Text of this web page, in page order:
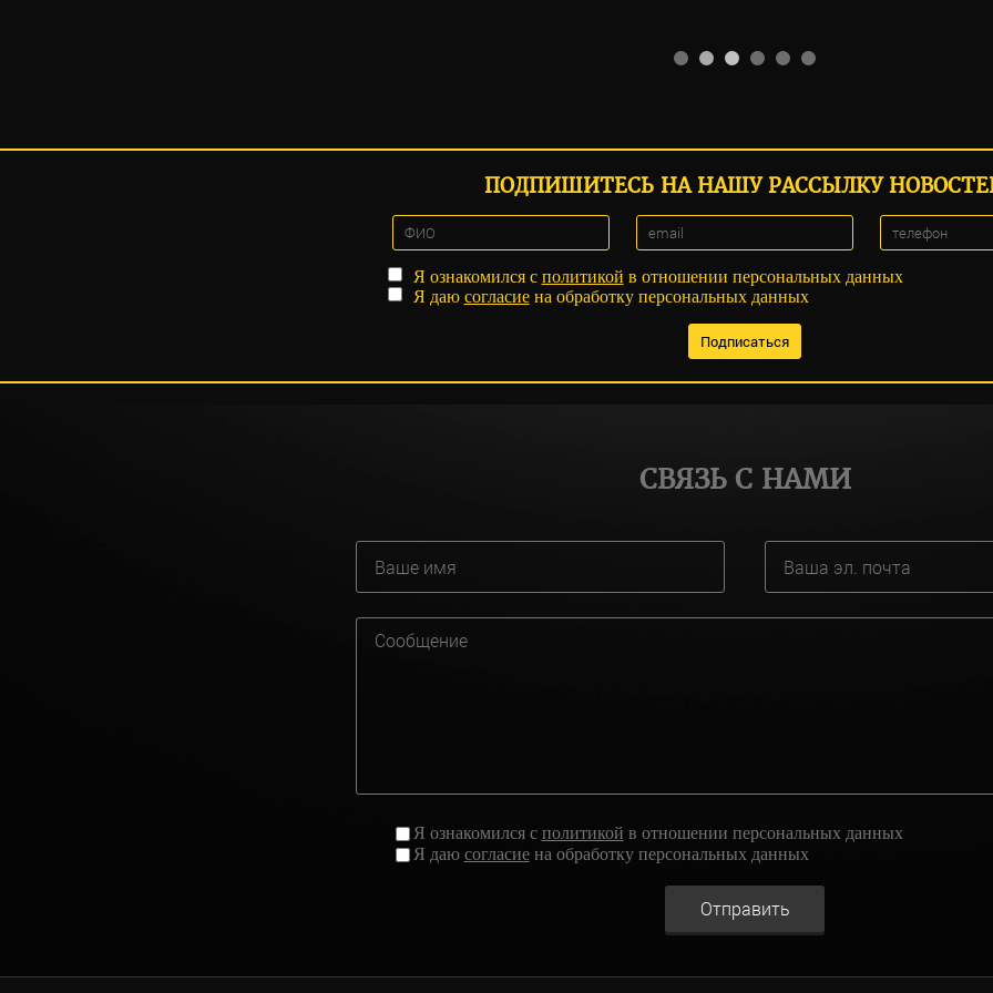
ПОДПИШИТЕСЬ НА НАШУ РАССЫЛКУ
Я ознакомился с политикой в отношении персональных данных
Я даю согласиена обработку персональных данных
СВЯЗЬ С НАМИ
Я ознакомился с политикой в отношении персональных данных
Я даю согласиена обработку персональных данных
Отправить